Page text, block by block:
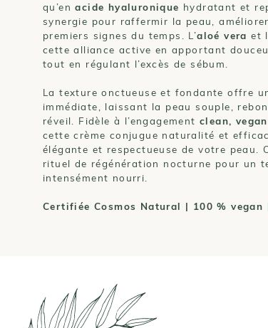
qu’enacide hyaluronique hydratant et
synergie pour raffermir la peau,
premiers signes du temps. L’aloé vera et
cette alliance active en apportant
tout en régulant l’excès de sébum.
La texture onctueuse et fondante offre
immédiate, laissant la peau souple,
réveil. Fidèle à l’engagement clean,
cette crème conjugue naturalité et
élégante et respectueuse de votre peau.
rituel de régénération nocturne pour un
intensément nourri.
Certifiée Cosmos Natural | 100 % vegan